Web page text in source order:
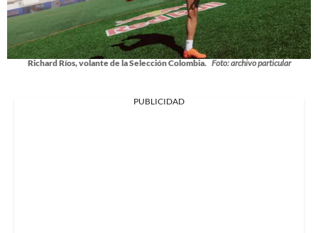
Richard Ríos, volante de la Selección Colombia. Foto: archivo particular
PUBLICIDAD